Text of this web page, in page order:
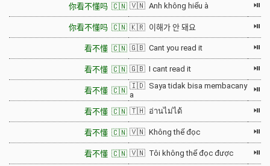
你看不懂吗 🇨🇳 🇻🇳 Anh không hiểu à ⏯
你看不懂吗 🇨🇳 🇰🇷 이해가 안 돼요 ⏯
看不懂 🇨🇳 🇬🇧 Cant you read it ⏯
看不懂 🇨🇳 🇬🇧 I cant read it ⏯
看不懂 🇨🇳
🇮🇩 Saya tidak bisa membacany
a
⏯
看不懂 🇨🇳 🇹🇭 อ่านไม่ได้ ⏯
看不懂 🇨🇳 🇻🇳 Không thể đọc ⏯
看不懂 🇨🇳 🇻🇳 Tôi không thể đọc được ⏯